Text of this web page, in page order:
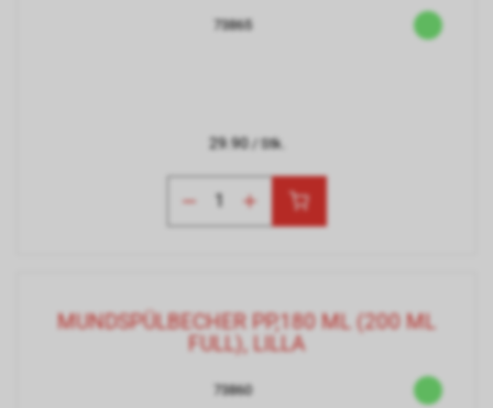
73865
29.90/ Stk.
MUNDSPÜLBECHER PP,180 ML (200 ML
FULL), LILLA
73860